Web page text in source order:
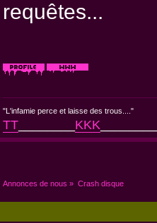
requêtes...
"L'infamie perce et laisse des trous...."
TT________ KKK
Annonces de nous » Crash disque